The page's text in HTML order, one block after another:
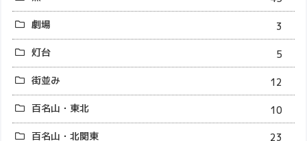
劇場
3
灯台
5
街並み
12
百名山・東北
10
百名山・北関東
23